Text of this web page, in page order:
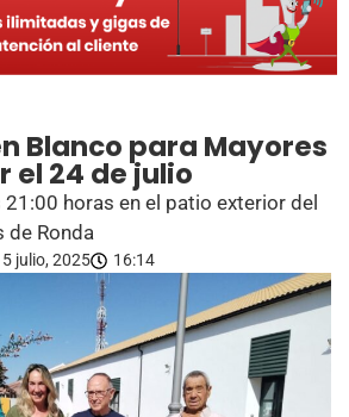
Blanco para Mayores
el 24 de julio
horas en el patio exterior del
de Ronda
julio, 2025 16:14